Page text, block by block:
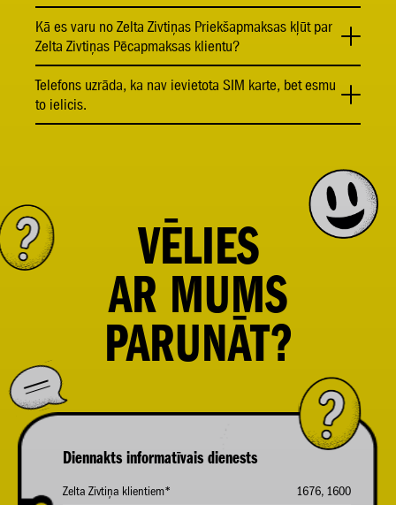
Kā es varu no Zelta Zivtiņas Priekšapmaksas kļūt par
Zelta Zivtiņas Pēcapmaksas klientu?
Telefons uzrāda, ka nav ievietota SIM karte, bet esmu
to ielicis.
VĒLIES
AR MUMS
PARUNĀT?
Diennakts informatīvais dienests
Zelta Zivtiņa klientiem* 1676, 1600